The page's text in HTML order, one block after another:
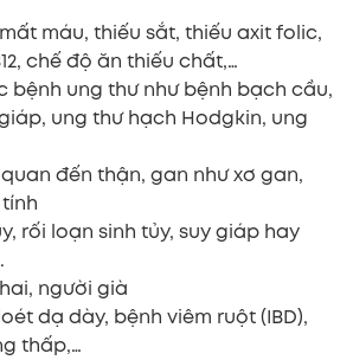
máu, thiếu sắt, thiếu axit folic,
chế độ ăn thiếu chất,…
bệnh ung thư như bệnh bạch cầu,
ung thư hạch Hodgkin, ung
đến thận, gan như xơ gan,
rối loạn sinh tủy, suy giáp hay
người già
dạ dày, bệnh viêm ruột (IBD),
thấp,…